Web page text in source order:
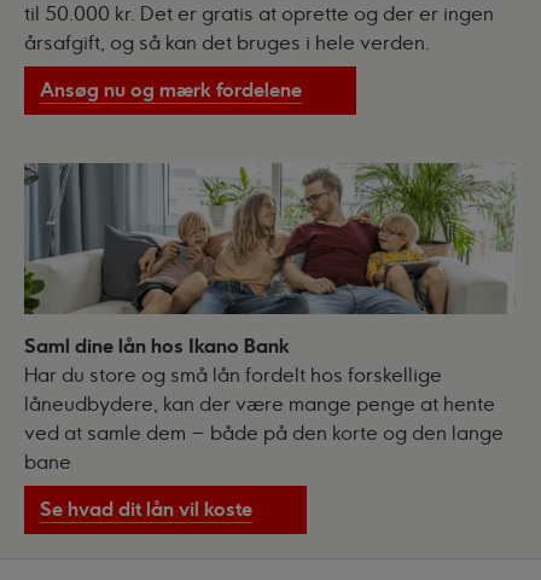
til 50.000 kr. Det er gratis at oprette og der er ingen
årsafgift, og så kan det bruges i hele verden.
Ansøg nu og mærk fordelene
Saml dine lån hos Ikano Bank
Har du store og små lån fordelt hos forskellige
låneudbydere, kan der være mange penge at hente
ved at samle dem – både på den korte og den lange
bane
Se hvad dit lån vil koste